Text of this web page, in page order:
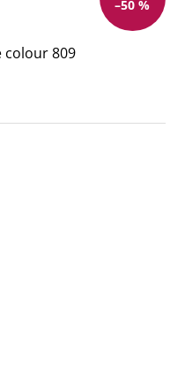
–50 %
colour 809